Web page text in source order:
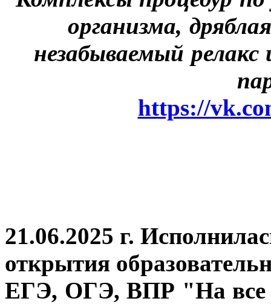
организма,
незабываемый
https://
21.06.2025 г.
открытия
ЕГЭ, ОГЭ, ВПР "На все